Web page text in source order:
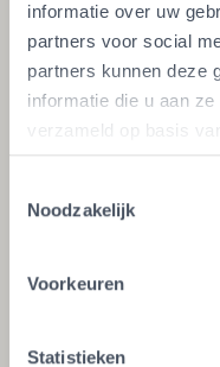
informatie over uw
partners voor social
partners kunnen deze
informatie die u aan
verzameld op basis
Noodzakelijk
Voorkeuren
Statistieken